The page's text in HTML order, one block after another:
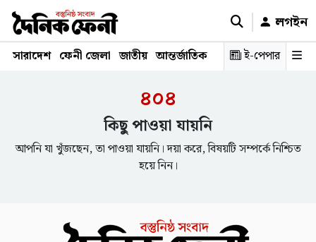
লগইন
সারাদেশ ফেনী জেলা জাতীয় আন্তর্জাতিক রাজনীতি স্বাস্থ্য শিক্ষা
ই-পেপার
৪০৪
কিছু পাওয়া যায়নি
আপনি যা খুঁজছেন, তা পাওয়া যায়নি। দয়া করে, বিষয়টি সম্পর্কে নিশ্চিত
হয়ে নিন।